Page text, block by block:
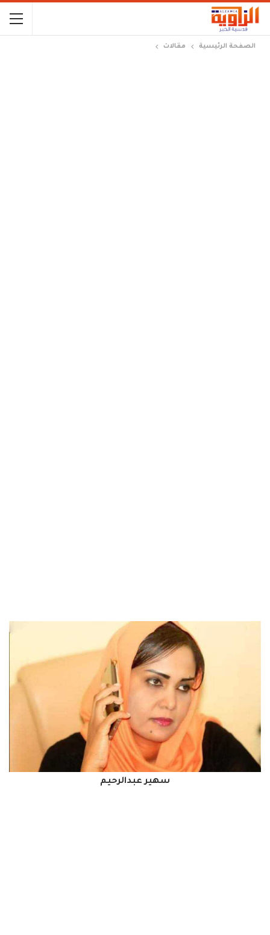
الصفحة الرئيسية مقالات
سهير عبدالرحيم